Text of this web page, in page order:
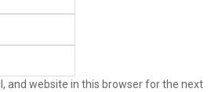
and website in this browser for the next